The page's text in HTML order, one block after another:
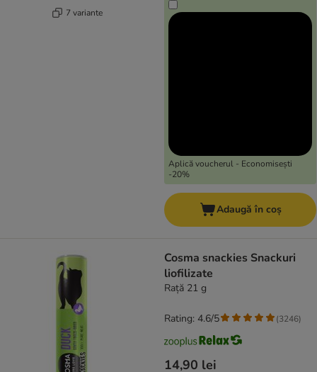
7 variante
Aplică voucherul - Economisești
-20%
Adaugă în coș
Cosma snackies Snackuri
liofilizate
Rață 21 g
14,90 lei
Rating: 4.6/5 (3246)